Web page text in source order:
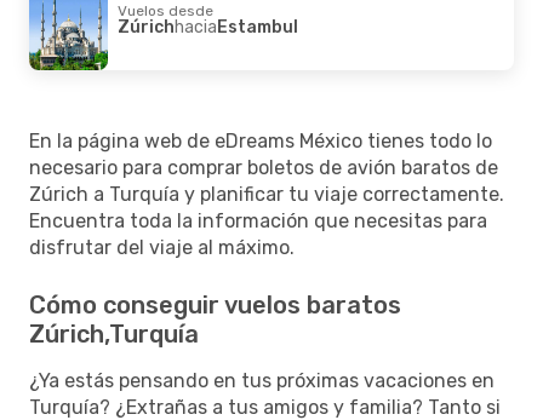
Vuelos desde
ZúrichhaciaEstambul
En la página web de eDreams México tienes todo lo
necesario para comprar boletos de avión baratos de
Zúrich a Turquía y planificar tu viaje correctamente.
Encuentra toda la información que necesitas para
disfrutar del viaje al máximo.
Cómo conseguir vuelos baratos
Zúrich,Turquía
¿Ya estás pensando en tus próximas vacaciones en
Turquía? ¿Extrañas a tus amigos y familia? Tanto si